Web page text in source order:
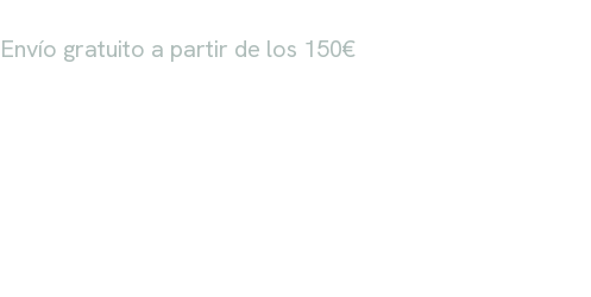
Envío gratuito a partir de los 150€